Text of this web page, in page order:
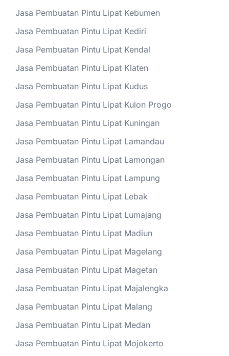
Jasa Pembuatan Pintu Lipat Kebumen
Jasa Pembuatan Pintu Lipat Kediri
Jasa Pembuatan Pintu Lipat Kendal
Jasa Pembuatan Pintu Lipat Klaten
Jasa Pembuatan Pintu Lipat Kudus
Jasa Pembuatan Pintu Lipat Kulon Progo
Jasa Pembuatan Pintu Lipat Kuningan
Jasa Pembuatan Pintu Lipat Lamandau
Jasa Pembuatan Pintu Lipat Lamongan
Jasa Pembuatan Pintu Lipat Lampung
Jasa Pembuatan Pintu Lipat Lebak
Jasa Pembuatan Pintu Lipat Lumajang
Jasa Pembuatan Pintu Lipat Madiun
Jasa Pembuatan Pintu Lipat Magelang
Jasa Pembuatan Pintu Lipat Magetan
Jasa Pembuatan Pintu Lipat Majalengka
Jasa Pembuatan Pintu Lipat Malang
Jasa Pembuatan Pintu Lipat Medan
Jasa Pembuatan Pintu Lipat Mojokerto